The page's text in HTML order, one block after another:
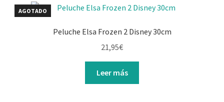
AGOTADO
Peluche Elsa Frozen 2 Disney 30cm
21,95€
Leer más